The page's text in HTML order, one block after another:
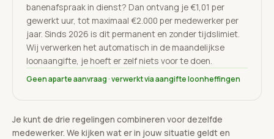
banenafspraak in dienst? Dan ontvang je €1,01 per
gewerkt uur, tot maximaal €2.000 per medewerker per
jaar. Sinds 2026 is dit permanent en zonder tijdslimiet.
Wij verwerken het automatisch in de maandelijkse
loonaangifte, je hoeft er zelf niets voor te doen.
Geen aparte aanvraag · verwerkt via aangifte loonheffingen
Je kunt de drie regelingen combineren voor dezelfde
medewerker. We kijken wat er in jouw situatie geldt en